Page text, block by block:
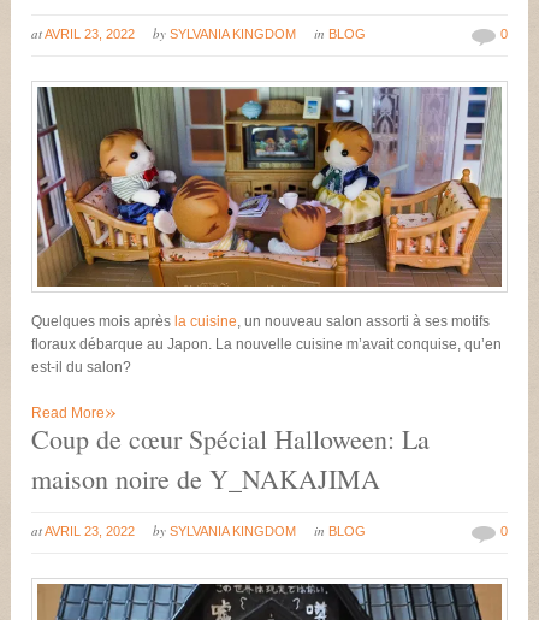
atAVRIL 23, 2022 by SYLVANIA KINGDOM in BLOG 0
Quelques mois après la cuisine, un nouveau salon assorti à ses motifs
floraux débarque au Japon. La nouvelle cuisine m’avait conquise, qu’en
est-il du salon?
Read More»
Coup de cœur Spécial Halloween: La
maison noire de Y_NAKAJIMA
atAVRIL 23, 2022 by SYLVANIA KINGDOM in BLOG 0